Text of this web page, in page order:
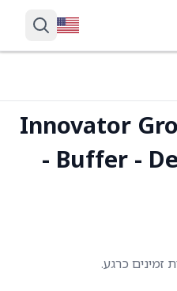
Innovator
Buffer - December (NDEC) -
זמינים כרגע.